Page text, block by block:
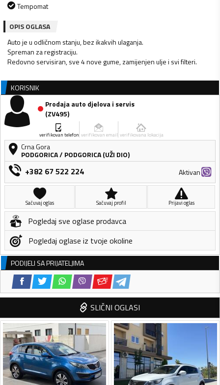
Tempomat
OPIS OGLASA
Auto je u odličnom stanju, bez ikakvih ulaganja.
Spreman za registraciju.
Redovno servisiran, sve 4 nove gume, zamijenjen ulje i svi filteri.
KORISNIK
Prodaja auto djelova i servis
(ZV495)
verifikovan telefon verifikovan email verifikovana lokacija
Crna Gora
PODGORICA/ PODGORICA (UŽI DIO)
+382 67 522 224 Aktivan
Sačuvaj oglas Sačuvaj profil Prijavi oglas
Pogledaj sve oglase prodavca
Pogledaj oglase iz tvoje okoline
PODIJELI SA PRIJATELJIMA
SLIČNI OGLASI